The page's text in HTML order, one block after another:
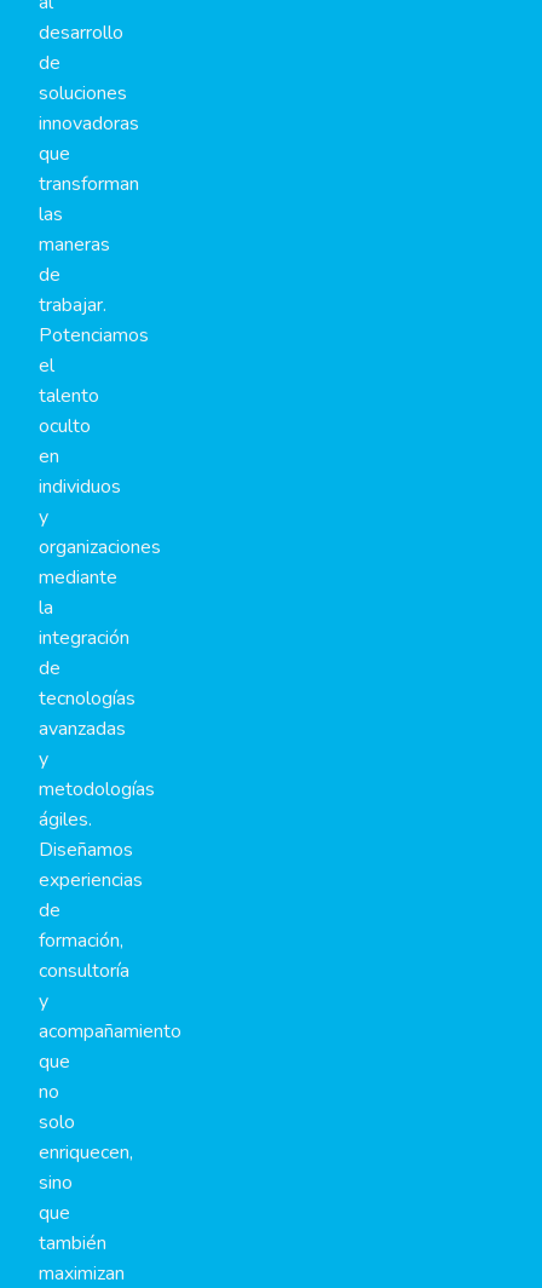
desarrollo
de
soluciones
innovadoras
que
transforman
las
maneras
de
trabajar.
Potenciamos
el
talento
oculto
en
individuos
y
organizaciones
mediante
la
integración
de
tecnologías
avanzadas
y
metodologías
ágiles.
Diseñamos
experiencias
de
formación,
consultoría
y
acompañamiento
que
no
solo
enriquecen,
sino
que
también
maximizan